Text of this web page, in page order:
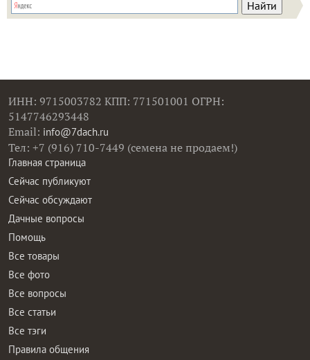
ИНН: 9715003782 КПП: 771501001 ОГРН:
5147746293448
Email: info@7dach.ru
Тел: +7 (916) 710-7449 (семена не продаем!)
Главная страница
Сейчас публикуют
Сейчас обсуждают
Дачные вопросы
Помощь
Все товары
Все фото
Все вопросы
Все статьи
Все тэги
Правила общения